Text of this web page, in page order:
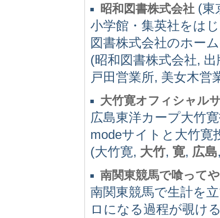
昭和図書株式会社 (東
小学館・集英社をは
図書株式会社のホー
(昭和図書株式会社,
戸田営業所, 美女木営
大竹寛オフィシャル
広島東洋カープ大竹
modeサイトと大竹寛
(大竹寛, 大竹, 寛, 広島
南関東競馬で喰って
南関東競馬で生計を
ロになる過程が覗け